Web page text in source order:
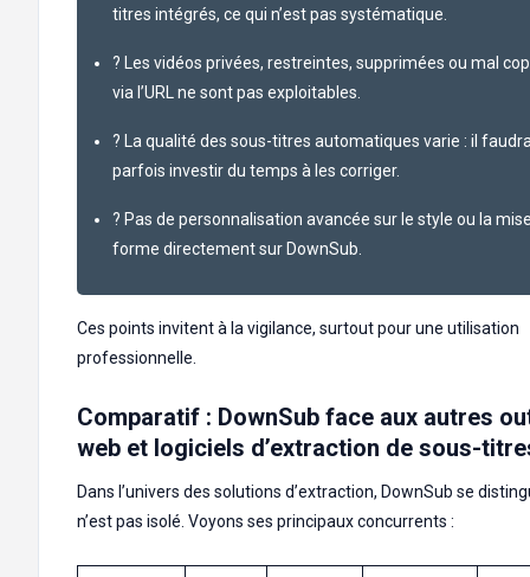
titres intégrés, ce qui n’est pas systématique.
? Les vidéos privées, restreintes, supprimées ou mal
via l’URL ne sont pas exploitables.
? La qualité des sous-titres automatiques varie : il
parfois investir du temps à les corriger.
?️ Pas de personnalisation avancée sur le style ou la
forme directement sur DownSub.
Ces points invitent à la vigilance, surtout pour une utilisation
professionnelle.
Comparatif : DownSub face aux autres
web et logiciels d’extraction de sous-
Dans l’univers des solutions d’extraction, DownSub se
n’est pas isolé. Voyons ses principaux concurrents :